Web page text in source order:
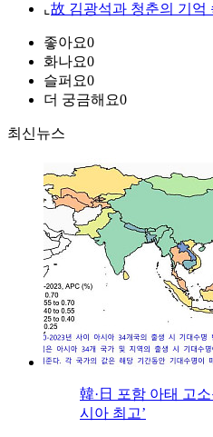
⌞ 故 김광석과 청춘의 기억
좋아요0
화나요0
슬퍼요0
더 궁금해요0
최신뉴스
韓·日 포함 아태 고
시아 최고’